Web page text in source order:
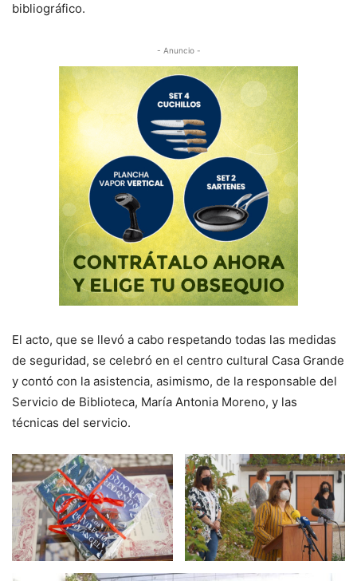
bibliográfico.
- Anuncio -
​El acto, que se llevó a cabo respetando todas las medidas
de seguridad, se celebró en el centro cultural Casa Grande
y contó con la asistencia, asimismo, de la responsable del
Servicio de Biblioteca, María Antonia Moreno, y las
técnicas del servicio.